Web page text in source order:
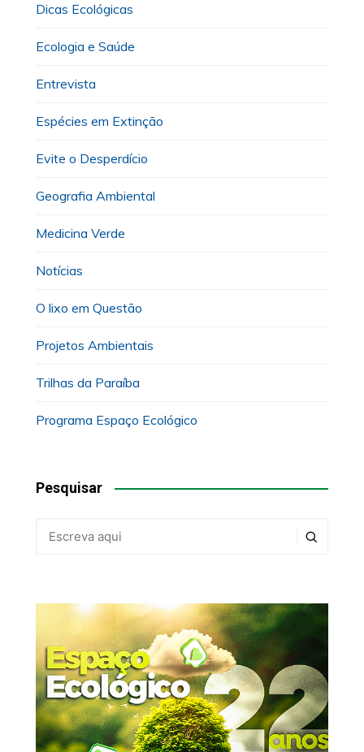
Dicas Ecológicas
Ecologia e Saúde
Entrevista
Espécies em Extinção
Evite o Desperdício
Geografia Ambiental
Medicina Verde
Notícias
O lixo em Questão
Projetos Ambientais
Trilhas da Paraíba
Programa Espaço Ecológico
Pesquisar